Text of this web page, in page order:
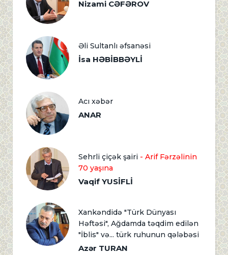
Nizami CƏFƏROV
Əli Sultanlı əfsanəsi
İsa HƏBİBBƏYLİ
Acı xəbər
ANAR
Sehrli çiçək şairi - Arif Fərzəlinin
70 yaşına
Vaqif YUSİFLİ
Xankəndidə "Türk Dünyası
Həftəsi", Ağdamda təqdim edilən
"İblis" və... türk ruhunun qələbəsi
Azər TURAN